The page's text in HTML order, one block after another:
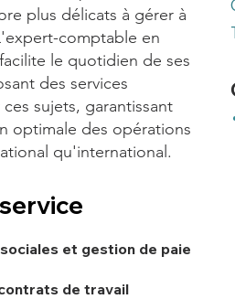
plus délicats à gérer à
comptable en
le quotidien de ses
des services
sujets, garantissant
optimale des opérations
qu'international.
et gestion de paie
de travail